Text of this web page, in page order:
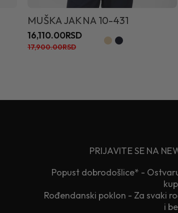
MUŠKA JAKNA 10-431
16,110.00RSD
17,900.00RSD
PRIJAVITE SE NA
Popust dobrodošlice* -
Rođendanski poklon - Za svaki
i